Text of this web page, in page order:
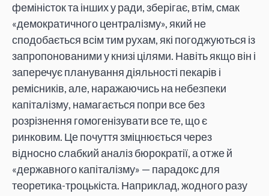
феміністок та інших у ради, зберігає, втім, смак
«демократичного централізму», який не
сподобається всім тим рухам, які погоджуються із
запропонованими у книзі цілями. Навіть якщо він і
заперечує планування діяльності пекарів і
ремісників, але, наражаючись на небезпеки
капіталізму, намагається попри все без
розрізнення гомогенізувати все те, що є
ринковим. Це почуття зміцнюється через
відносно слабкий аналіз бюрократії, а отже й
«державного капіталізму» — парадокс для
теоретика-троцькіста. Наприклад, жодного разу